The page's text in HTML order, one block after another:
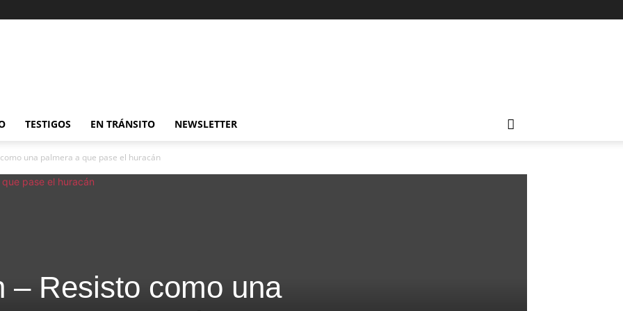
TESTIGOS EN TRÁNSITO NEWSLETTER
una palmera a que pase el huracán
– Resisto como una